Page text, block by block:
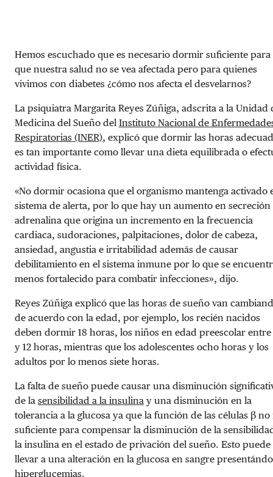
Hemos escuchado que es necesario dormir suficiente para
que nuestra salud no se vea afectada pero para quienes
vivimos con diabetes ¿cómo nos afecta el desvelarnos?
La psiquiatra Margarita Reyes Zúñiga, adscrita a la Unidad
Medicina del Sueño del Instituto Nacional de
Respiratorias (INER), explicó que dormir las horas
es tan importante como llevar una dieta equilibrada o
actividad física.
«No dormir ocasiona que el organismo mantenga activado
sistema de alerta, por lo que hay un aumento en secreción
adrenalina que origina un incremento en la frecuencia
cardiaca, sudoraciones, palpitaciones, dolor de cabeza,
ansiedad, angustia e irritabilidad además de causar
debilitamiento en el sistema inmune por lo que se
menos fortalecido para combatir infecciones», dijo.
Reyes Zúñiga explicó que las horas de sueño van
de acuerdo con la edad, por ejemplo, los recién nacidos
deben dormir 18 horas, los niños en edad preescolar entre
y 12 horas, mientras que los adolescentes ocho horas y los
adultos por lo menos siete horas.
La falta de sueño puede causar una disminución
de la sensibilidad a la insulina y una disminución en la
tolerancia a la glucosa ya que la función de las células β no
suficiente para compensar la disminución de la
la insulina en el estado de privación del sueño. Esto puede
llevar a una alteración en la glucosa en sangre
hiperglucemias.